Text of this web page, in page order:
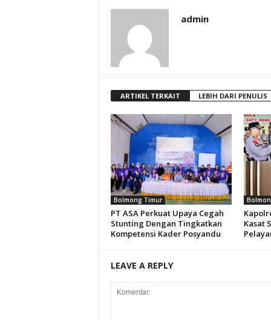
admin
ARTIKEL TERKAIT LEBIH DARI PENULIS
Bolmong Timur
PT ASA Perkuat Upaya Cegah
Stunting Dengan Tingkatkan
Kompetensi Kader Posyandu
Kasat
LEAVE A REPLY